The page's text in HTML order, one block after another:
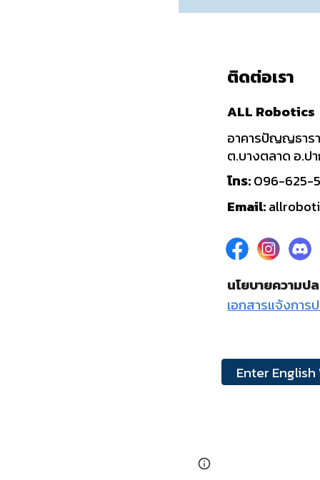
ติดต่อเรา
ALL Robotics
อาคารปัญญธาร
ต.บางตลาด อ.ป
โทร:096-625-
Email:
นโยบายความป
เอกสารแจ้งกา
Enter